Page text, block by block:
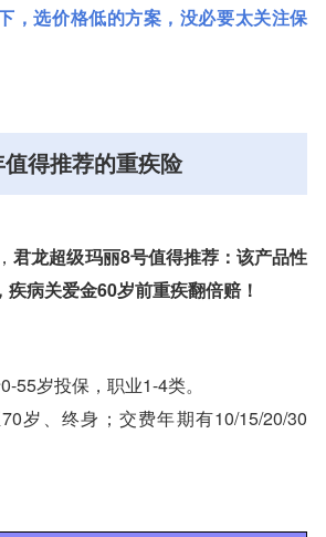
，选价格低的方案，没必要太关注保
得推荐的重疾险
君龙超级玛丽8号值得推荐：该产品性
病关爱金60岁前重疾翻倍赔！
55岁投保，职业1-4类。
岁、终身；交费年期有10/15/20/30